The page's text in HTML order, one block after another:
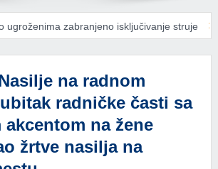
isključivanje struje Međunarodna
na radnom
radničke časti sa
na žene
žrtve nasilja na